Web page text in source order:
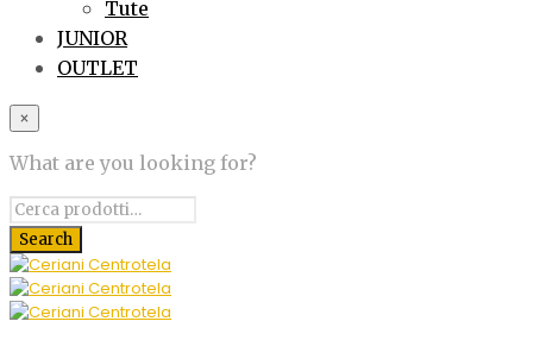
Tute
JUNIOR
OUTLET
×
What are you looking for?